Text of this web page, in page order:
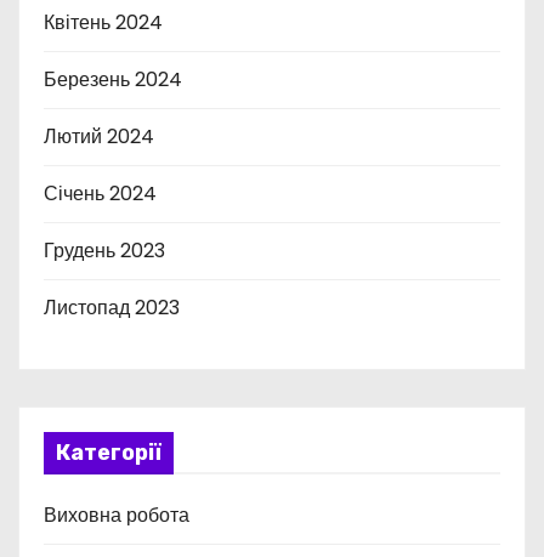
Квітень 2024
Березень 2024
Лютий 2024
Січень 2024
Грудень 2023
Листопад 2023
Категорії
Виховна робота